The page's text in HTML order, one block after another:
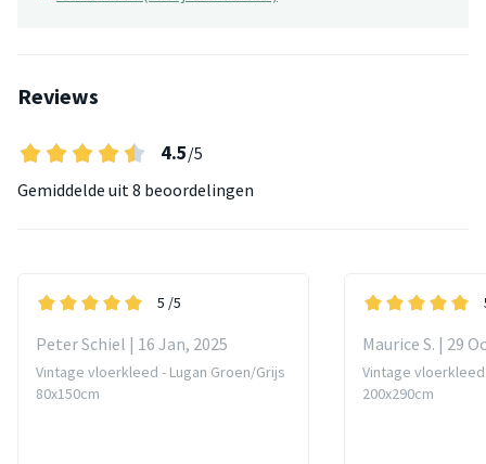
Reviews
4.5/5
Gemiddelde uit 8 beoordelingen
5 /5
Peter Schiel | 16 Jan, 2025
Vintage vloerkleed - Lugan Groen/Grijs
80x150cm
Maurice S. | 29
Vintage
200x290cm